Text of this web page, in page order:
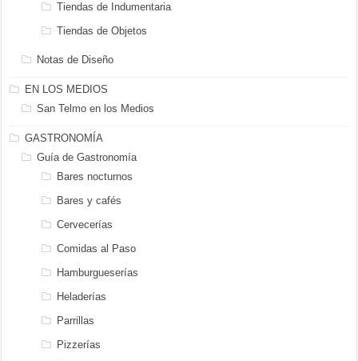
Tiendas de Indumentaria
Tiendas de Objetos
Notas de Diseño
EN LOS MEDIOS
San Telmo en los Medios
GASTRONOMÍA
Guía de Gastronomía
Bares nocturnos
Bares y cafés
Cervecerías
Comidas al Paso
Hamburgueserías
Heladerías
Parrillas
Pizzerías